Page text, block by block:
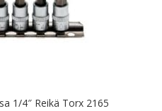
1/4″ Reikä Torx 2165